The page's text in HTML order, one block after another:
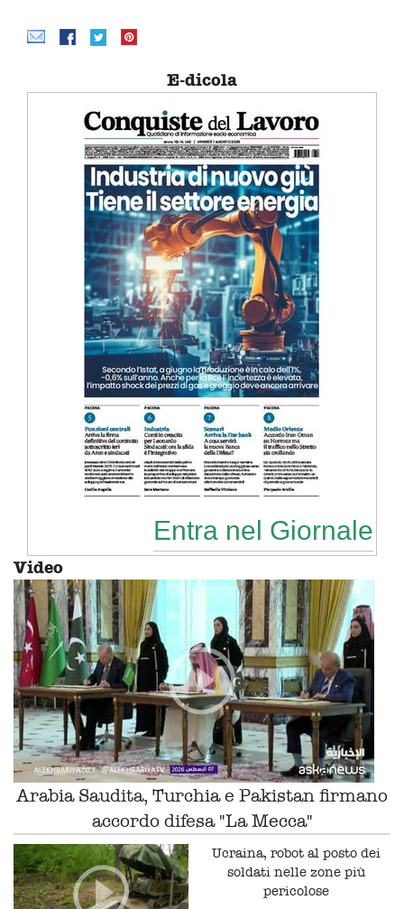
E-dicola
Entra nel Giornale
Video
Arabia Saudita, Turchia e Pakistan firmano
accordo difesa "La Mecca"
Ucraina, robot al posto dei
soldati nelle zone più
pericolose